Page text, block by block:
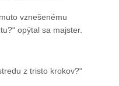
vznešenému
opýtal sa majster.
z tristo krokov?“